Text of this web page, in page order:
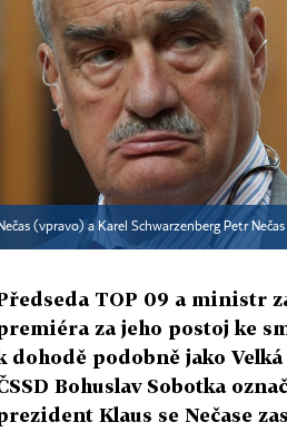
(vpravo) a Karel Schwarzenberg Petr
TOP 09 a ministr
za jeho postoj ke
dohodě podobně jako
Bohuslav Sobotka
Klaus se Nečase